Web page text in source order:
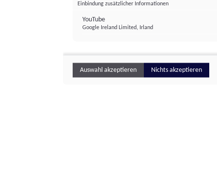
Einbindung zusätzlicher Informationen
YouTube
Google Ireland Limited, Irland
Auswahl akzeptieren Nichts akzeptieren